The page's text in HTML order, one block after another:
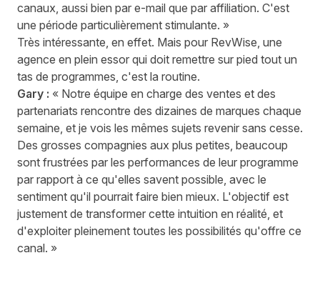
canaux, aussi bien par e-mail que par affiliation. C'est
une période particulièrement stimulante. »
Très intéressante, en effet. Mais pour RevWise, une
agence en plein essor qui doit remettre sur pied tout un
tas de programmes, c'est la routine.
Gary : « Notre équipe en charge des ventes et des
partenariats rencontre des dizaines de marques chaque
semaine, et je vois les mêmes sujets revenir sans cesse.
Des grosses compagnies aux plus petites, beaucoup
sont frustrées par les performances de leur programme
par rapport à ce qu'elles savent possible, avec le
sentiment qu'il pourrait faire bien mieux. L'objectif est
justement de transformer cette intuition en réalité, et
d'exploiter pleinement toutes les possibilités qu'offre ce
canal. »